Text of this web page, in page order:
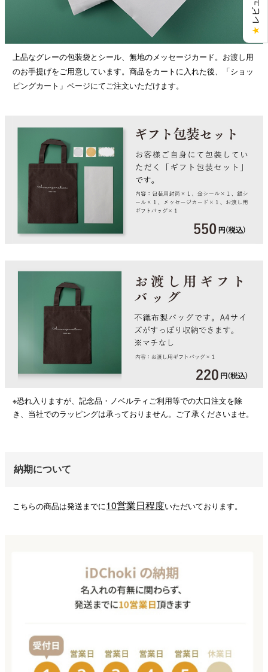
上品なグレーの包装袋とシール、無地のメッセージカード。お渡し用
のお手提げをご用意しています。商品をカートに入れた後、「ショッ
ピングカート」ページにてご注文いただけます。
※恐れ入りますが、記念品・ノベルティご利用等での大口注文を除
き、当社でのラッピングは承っておりません。ご了承くださいませ。
納期について
こちらの商品は発送までに10営業日程度いただいております。
★